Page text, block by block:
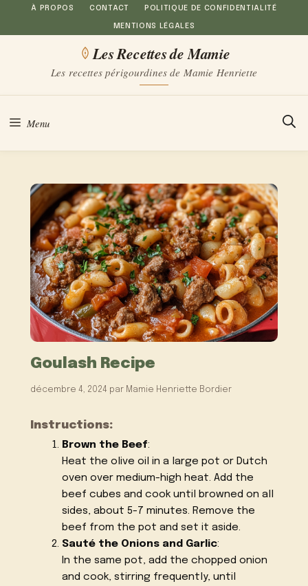
Aller
au
À PROPOS CONTACT POLITIQUE DE CONFIDENTIALITÉ
MENTIONS LÉGALES
Les Recettes de Mamie
Les recettes périgourdines de Mamie Henriette
Menu
Goulash Recipe
décembre 4, 2024 par Mamie Henriette Bordier
Instructions:
Brown the Beef:
Heat the olive oil in a large pot or Dutch
oven over medium-high heat. Add the
beef cubes and cook until browned on all
sides, about 5-7 minutes. Remove the
beef from the pot and set it aside.
Sauté the Onions and Garlic:
In the same pot, add the chopped onion
and cook, stirring frequently, until